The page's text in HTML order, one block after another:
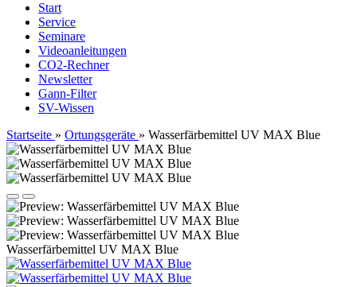
Start
Service
Seminare
Videoanleitungen
CO2-Rechner
Newsletter
Gann-Filter
SV-Wissen
Startseite » Ortungsgeräte » Wasserfärbemittel UV MAX Blue
Wasserfärbemittel UV MAX Blue